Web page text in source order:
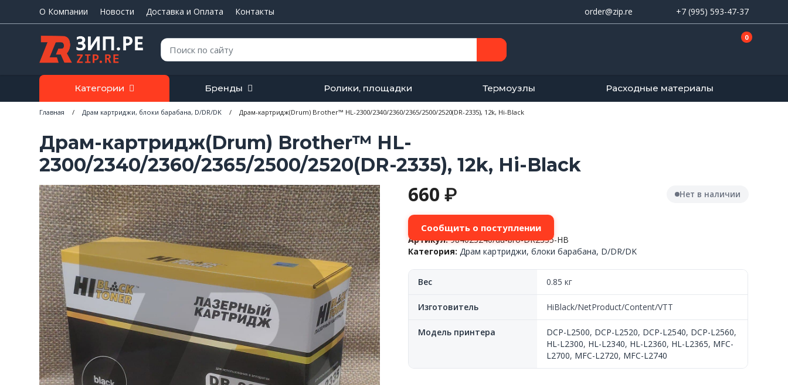
О Компании Новости Доставка и Оплата Контакты order@zip.re +7 (995) 593-47-37
Поиск: 0
Категории Бренды Ролики, площадки Термоузлы Расходные материалы
Главная / Драм картриджи, блоки барабана, D/DR/DK / Драм-картридж(Drum) Brother™ HL-2300/2340/2360/2365/2500/2520(DR-2335), 12k, Hi-Black
Драм-картридж(Drum) Brother™ HL-
2300/2340/2360/2365/2500/2520(DR-2335), 12k, Hi-Black
660₽ Нет в наличии
Сообщить о поступлении
Артикул:984023240/du-bro-DR2335-HB
Категория: Драм картриджи, блоки барабана, D/DR/DK
Вес 0.85 кг
Изготовитель HiBlack/NetProduct/Content/VTT
Модель принтера DCP-L2500, DCP-L2520, DCP-L2540, DCP-L2560,
HL-L2300, HL-L2340, HL-L2360, HL-L2365, MFC-
L2700, MFC-L2720, MFC-L2740